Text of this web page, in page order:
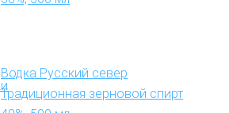
Водка Русский север
Традиционная зерновой спирт